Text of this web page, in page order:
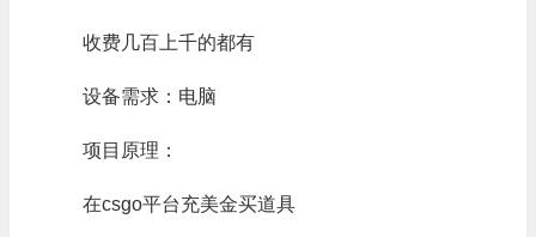
收费几百上千的都有
设备需求：电脑
项目原理：
在csgo平台充美金买道具